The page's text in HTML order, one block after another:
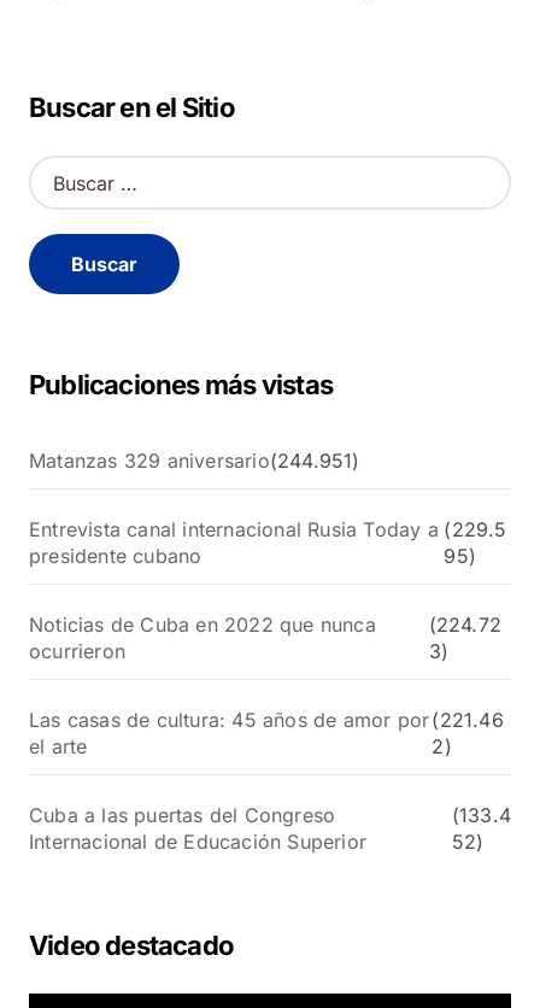
Buscar en el Sitio
B
u
c
a
Publicaciones más vistas
Matanzas 329 aniversario(244.951)
Entrevista canal internacional Rusia Today a
presidente cubano
(229.5
95)
Noticias de Cuba en 2022 que nunca
ocurrieron
(224.72
3)
Las casas de cultura: 45 años de amor por
el arte
(221.46
2)
Cuba a las puertas del Congreso
Internacional de Educación Superior
(133.4
52)
Video destacado